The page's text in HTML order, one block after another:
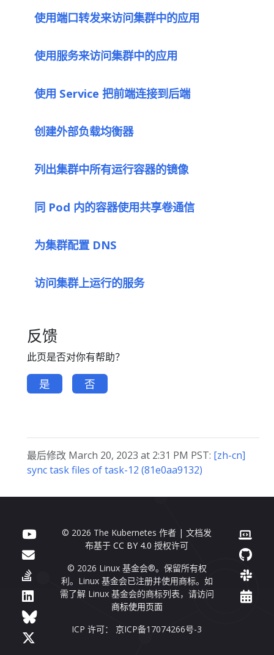
使用端口转发来访问集群中的应用
使用服务来访问集群中的应用
使用 Service 把前端连接到后端
创建外部负载均衡器
列出集群中所有运行容器的镜像
同 Pod 内的容器使用共享卷通信
为集群配置 DNS
访问集群上运行的服务
反馈
此页是否对你有帮助？
是 否
最后修改 March 20, 2023 at 2:31 PM PST: [zh-cn]
sync task files of task-12 (81e0aa9132)
© 2026 The Kubernetes 作者 | 文档发
布基于CC BY 4.0 授权许可
© 2026 Linux 基金会®。保留所有权
利。Linux 基金会已注册并使用商标。如
需了解 Linux 基金会的商标列表，请访问
商标使用页面
ICP 许可： 京ICP备17074266号-3